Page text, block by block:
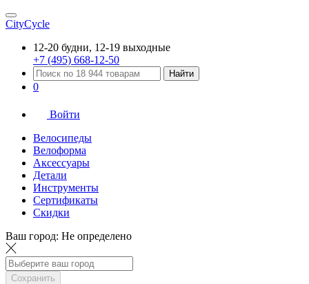
CityCycle
12-20 будни, 12-19 выходные
+7 (495) 668-12-50
Найти
0
Войти
Велосипеды
Велоформа
Аксессуары
Детали
Инструменты
Сертификаты
Скидки
Ваш город: Не определено
Сохранить